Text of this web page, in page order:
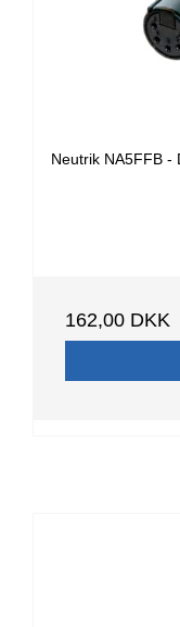
Neutrik NA5FFB -
162,00 DKK